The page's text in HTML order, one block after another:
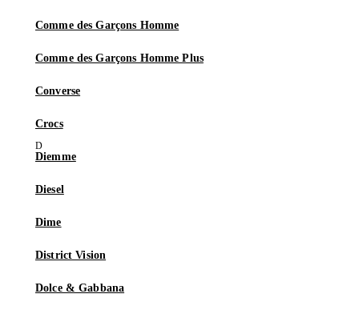
Comme des Garçons Homme
Comme des Garçons Homme Plus
Converse
Crocs
Diemme
Diesel
Dime
District Vision
Dolce & Gabbana